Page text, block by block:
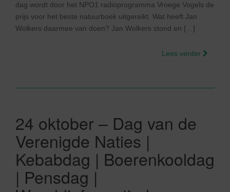
dag wordt door het NPO1 radioprogramma Vroege Vogels de
prijs voor het beste natuurboek uitgereikt. Wat heeft Jan
Wolkers daarmee van doen? Jan Wolkers stond en […]
Lees verder
24 oktober – Dag van de
Verenigde Naties |
Kebabdag | Boerenkooldag
| Pensdag |